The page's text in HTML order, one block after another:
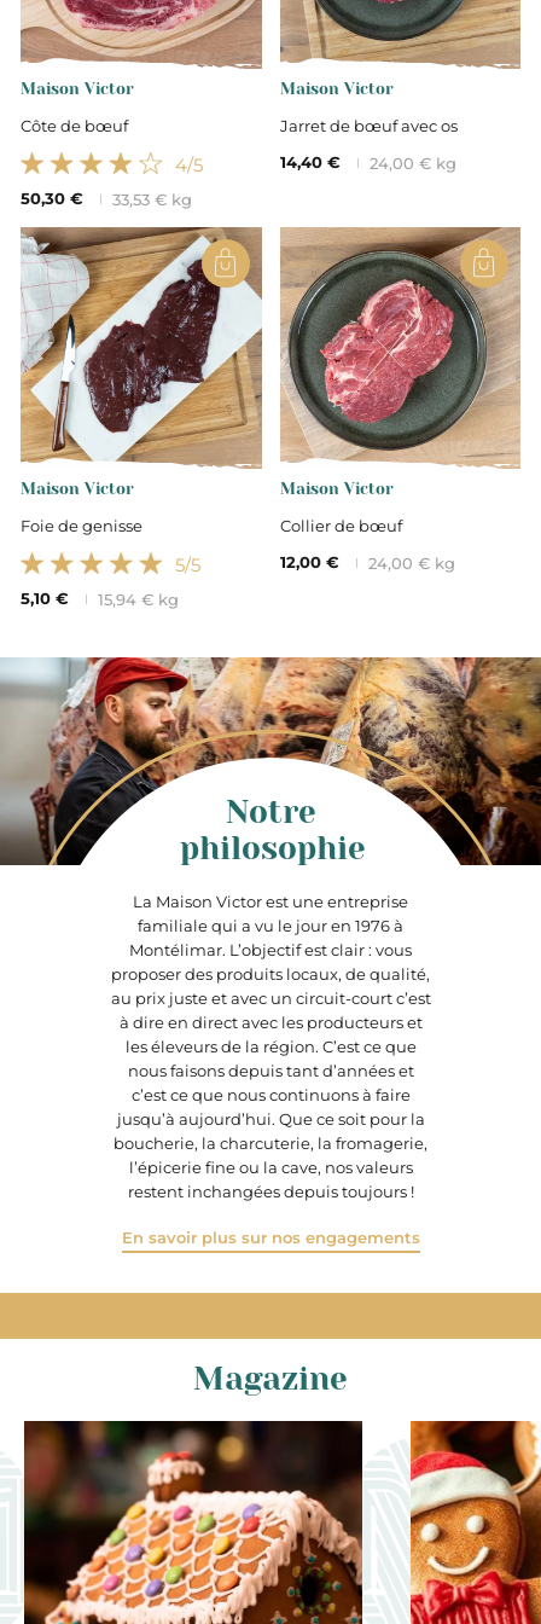
Emballé sous vide pour une
meilleure conservation
Maison Victor
Côte de bœuf
4/5
50,30 € 33,53 € kg
Maison Victor
Jarret de bœuf avec os
14,40 €
24,00 € kg
Maison Victor
Foie de genisse
5/5
5,10 € 15,94 € kg
Maison Victor
Collier de bœuf
12,00 €
24,00 € kg
La Maison Victor est une entreprise
familiale qui a vu le jour en 1976 à
Montélimar. L’objectif est clair : vous
proposer des produits locaux, de qualité,
au prix juste et avec un circuit-court c’est
à dire en direct avec les producteurs et
les éleveurs de la région. C’est ce que
nous faisons depuis tant d’années et
c’est ce que nous continuons à faire
jusqu’à aujourd’hui. Que ce soit pour la
boucherie, la charcuterie, la fromagerie,
l’épicerie fine ou la cave, nos valeurs
restent inchangées depuis toujours !
En savoir plus sur nos engagements
Notre
philosophie
Magazine